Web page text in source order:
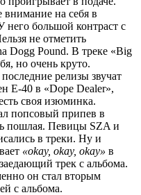
внимание на себя в
него большой контраст с
не отметить
Dogg Pound. В треке «Big
но очень круто.
релизы звучат
E-40 в «Dope Dealer»,
своя изюминка.
попсовый припев в
пошлая. Певицы SZA и
в треки. Ну и
«okay, okay, okay» в
трек с альбома.
он стал вторым
с альбома.